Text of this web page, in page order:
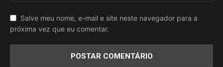
Salve meu nome, e-mail e site neste navegador para a
próxima vez que eu comentar.